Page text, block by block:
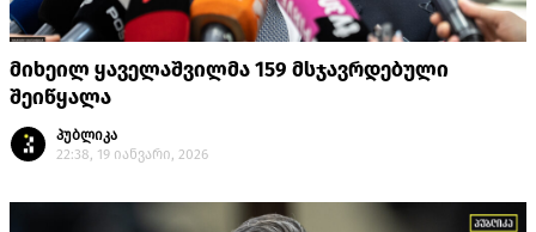
მიხეილ ყაველაშვილმა 159 მსჯავრდებული
შეიწყალა
პუბლიკა
22:38, 19 იანვარი, 2026